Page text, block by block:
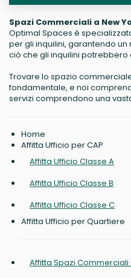
Spazi Commerciali a New
Optimal Spaces è
per gli inquilini, garantendo un
ciò che gli inquilini potrebbero
Trovare lo spazio
fondamentale, e noi
servizi comprendono una
Home
Affitta Ufficio per CAP
Affitta Ufficio Classe A
Affitta Ufficio Classe B
Affitta Ufficio Classe C
Affitta Ufficio per Quartiere
Affitta Spazi Commerciali